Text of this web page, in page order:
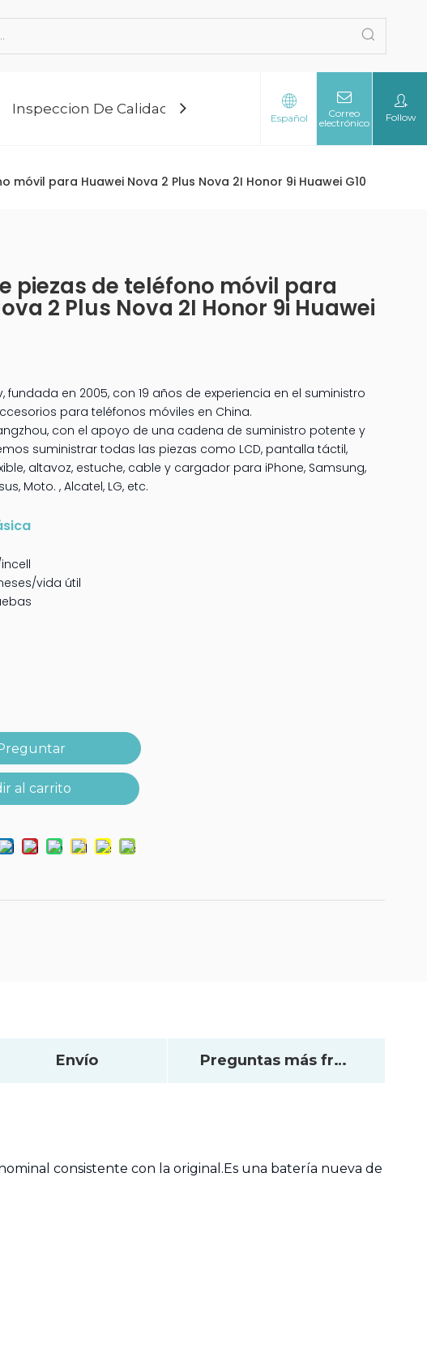
Inspeccion De Calidad Sobre Nosotros
Español
Correo
electrónico
Follow
para Huawei Nova 2 Plus Nova 2I Honor 9i Huawei G10
piezas de teléfono móvil para
2 Plus Nova 2I Honor 9i Huawei
fundada en 2005, con 19 años de experiencia en el suministro
para teléfonos móviles en China.
con el apoyo de una cadena de suministro potente y
suministrar todas las piezas como LCD, pantalla táctil,
altavoz, estuche, cable y cargador para iPhone, Samsung,
Moto. , Alcatel, LG, etc.
vida útil
al carrito
Envío Preguntas más frecuentes
consistente con la original.Es una batería nueva de